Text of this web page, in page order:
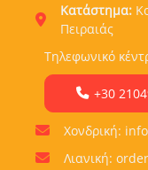
Κατάστημα:
Πειραιάς
Τηλεφωνικό
+30
Χονδρική:
Λιανική: